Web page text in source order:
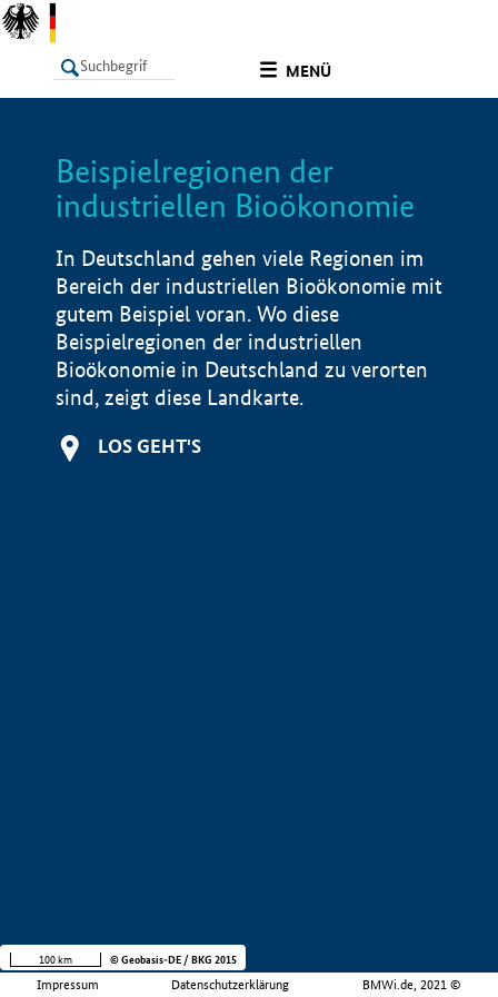
MENÜ
LISTE
Beispielregionen der
industriellen Bioökonomie
In Deutschland gehen viele Regionen im
Bereich der industriellen Bioökonomie mit
gutem Beispiel voran. Wo diese
Beispielregionen der industriellen
Bioökonomie in Deutschland zu verorten
sind, zeigt diese Landkarte.
LOS GEHT'S
Impressum Datenschutzerklärung BMWi.de, 2021 ©
100 km © Geobasis-DE / BKG 2015